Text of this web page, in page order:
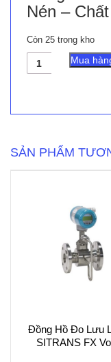
Nén –
Còn 25 trong kho
Đồng
Hồ
Nén
-
Mua
SẢN PHẨM
Đồng Hồ Đo Lưu
SITRANS FX